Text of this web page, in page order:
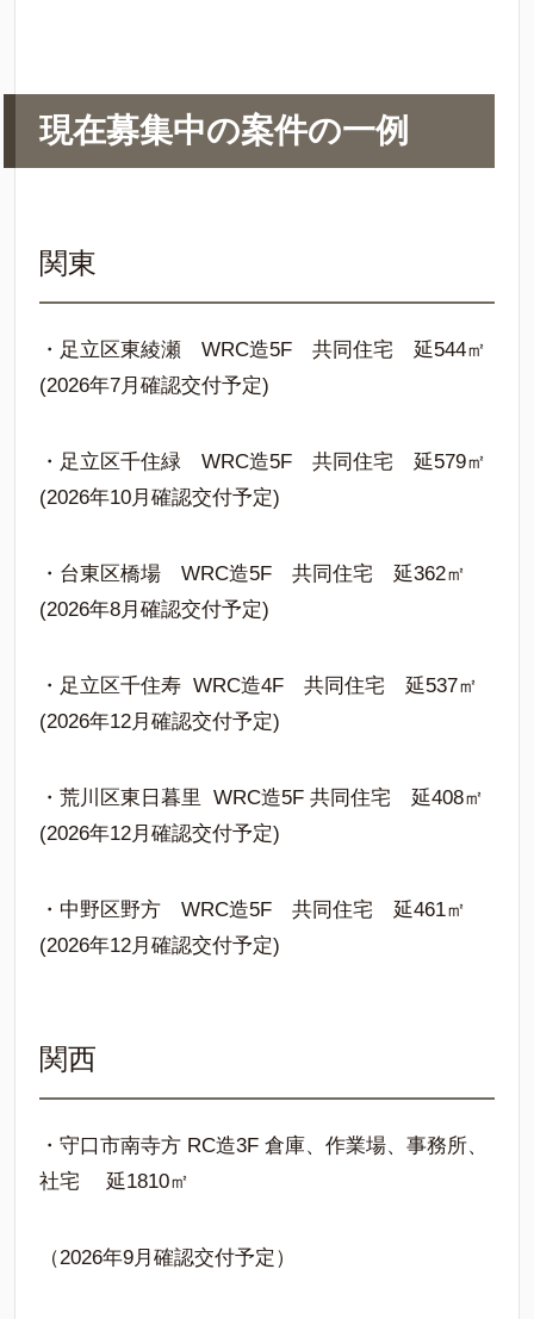
現在募集中の案件の一例
関東
・足立区東綾瀬 WRC造5F 共同住宅 延544㎡
(2026年7月確認交付予定)
・足立区千住緑 WRC造5F 共同住宅 延579㎡
(2026年10月確認交付予定)
・台東区橋場 WRC造5F 共同住宅 延362㎡
(2026年8月確認交付予定)
・足立区千住寿 WRC造4F 共同住宅 延537㎡
(2026年12月確認交付予定)
・荒川区東日暮里 WRC造5F 共同住宅 延408㎡
(2026年12月確認交付予定)
・中野区野方 WRC造5F 共同住宅 延461㎡
(2026年12月確認交付予定)
関西
・守口市南寺方 RC造3F 倉庫、作業場、事務所、
社宅 延1810㎡
（2026年9月確認交付予定）